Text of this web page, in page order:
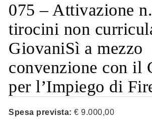
075 – Attivazione
tirocini non
GiovaniSì a mezzo
convenzione con il
per l’Impiego di
Spesa prevista: € 9.000,00